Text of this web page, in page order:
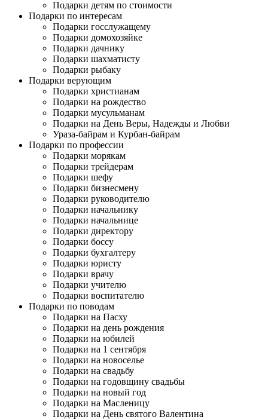
Подарки детям по стоимости
Подарки по интересам
Подарки госслужащему
Подарки домохозяйке
Подарки дачнику
Подарки шахматисту
Подарки рыбаку
Подарки верующим
Подарки христианам
Подарки на рождество
Подарки мусульманам
Подарки на День Веры, Надежды и Любви
Ураза-байрам и Курбан-байрам
Подарки по профессии
Подарки морякам
Подарки трейдерам
Подарки шефу
Подарки бизнесмену
Подарки руководителю
Подарки начальнику
Подарки начальнице
Подарки директору
Подарки боссу
Подарки бухгалтеру
Подарки юристу
Подарки врачу
Подарки учителю
Подарки воспитателю
Подарки по поводам
Подарки на Пасху
Подарки на день рождения
Подарки на юбилей
Подарки на 1 сентября
Подарки на новоселье
Подарки на свадьбу
Подарки на годовщину свадьбы
Подарки на новый год
Подарки на Масленицу
Подарки на День святого Валентина